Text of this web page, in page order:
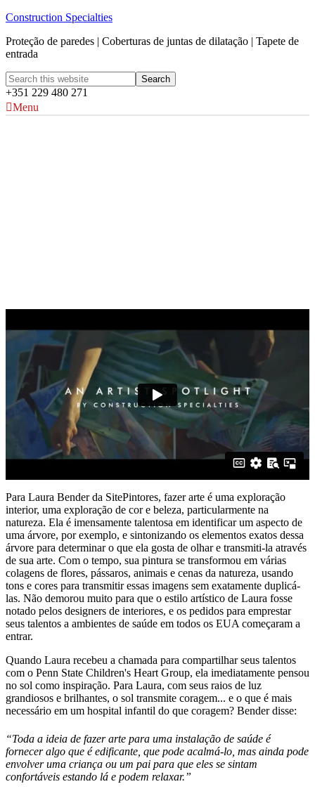
Construction Specialties
Proteção de paredes | Coberturas de juntas de dilatação | Tapete de
entrada
+351 229 480 271
Menu
Para Laura Bender da SitePintores, fazer arte é uma exploração
interior, uma exploração de cor e beleza, particularmente na
natureza. Ela é imensamente talentosa em identificar um aspecto de
uma árvore, por exemplo, e sintonizando os elementos exatos dessa
árvore para determinar o que ela gosta de olhar e transmiti-la através
de sua arte. Com o tempo, sua pintura se transformou em várias
colagens de flores, pássaros, animais e cenas da natureza, usando
tons e cores para transmitir essas imagens sem exatamente duplicá-
las. Não demorou muito para que o estilo artístico de Laura fosse
notado pelos designers de interiores, e os pedidos para emprestar
seus talentos a ambientes de saúde em todos os EUA começaram a
entrar.
Quando Laura recebeu a chamada para compartilhar seus talentos
com o Penn State Children's Heart Group, ela imediatamente pensou
no sol como inspiração. Para Laura, com seus raios de luz
grandiosos e brilhantes, o sol transmite coragem... e o que é mais
necessário em um hospital infantil do que coragem? Bender disse:
“Toda a ideia de fazer arte para uma instalação de saúde é
fornecer algo que é edificante, que pode acalmá-lo, mas ainda pode
envolver uma criança ou um pai para que eles se sintam
confortáveis estando lá e podem relaxar.”